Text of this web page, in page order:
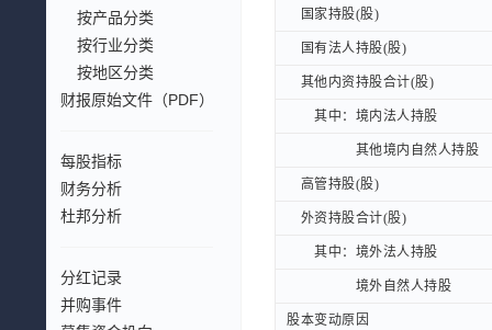
按产品分类
按行业分类
按地区分类
财报原始文件（PDF）
每股指标
财务分析
杜邦分析
分红记录
并购事件
国家持股(股)
国有法人持股(股)
其他内资持股合计(股)
其中：境内法人持股
其他境内自然人持股
高管持股(股)
外资持股合计(股)
其中：境外法人持股
境外自然人持股
股本变动原因
国家持股(股)
国有法人持股(股)
其他内资持股合计(股)
其中：境内法人持股
其他境内自然人持股
高管持股(股)
外资持股合计(股)
其中：境外法人持股
境外自然人持股
股本变动原因